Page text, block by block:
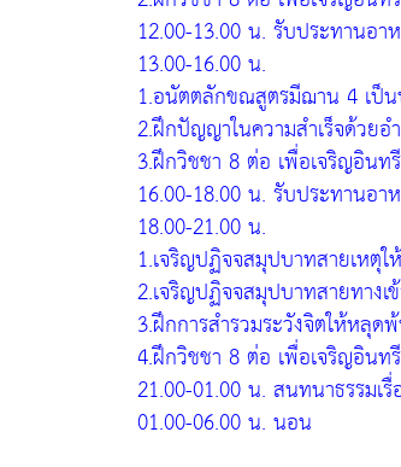
12.00-13.00 น. รับประทานอา
13.00-16.00 น.
1.อนัตตลักขณสูตรมีฌาน 4 เป็
2.ฝึกปัญญาในความสำเร็จด้วย
3.ฝึกวิชชา 8 ต่อ เพื่อเจริญอิน
16.00-18.00 น. รับประทานอา
18.00-21.00 น.
1.เจริญปฏิจจสมุปบาทสายเหตุ
2.เจริญปฏิจจสมุปบาทสายทาง
3.ฝึกการสำรวมระวังจิตให้หลุด
4.ฝึกวิชชา 8 ต่อ เพื่อเจริญอิน
21.00-01.00 น. สนทนาธรรมเ
01.00-06.00 น. นอน